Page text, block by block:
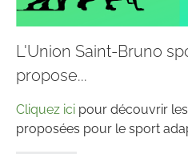
L'Union Saint-Bruno
propose...
Cliquez ici pour découvrir
proposées pour le sport